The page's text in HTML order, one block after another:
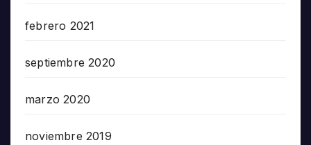
febrero 2021
septiembre 2020
marzo 2020
noviembre 2019